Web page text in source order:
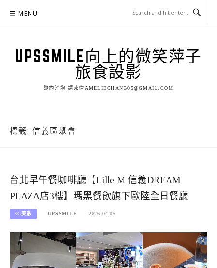
MENU
UPSSMILE向上的微笑萍子
旅食設影
邀約洽詢 請來信AMELIECHANG05@GMAIL.COM
標籤: 信義區聚會
台北早午餐咖啡廳【Lille M 信義DREAM
PLAZA店3樓】瑪黑餐飲旗下歐陸全日餐廳
3C美妝 UPSSMILE 2026-04-05